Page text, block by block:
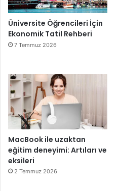
Üniversite Öğrencileri İçin
Ekonomik Tatil Rehberi
7 Temmuz 2026
MacBook ile uzaktan
eğitim deneyimi: Artıları ve
eksileri
2 Temmuz 2026